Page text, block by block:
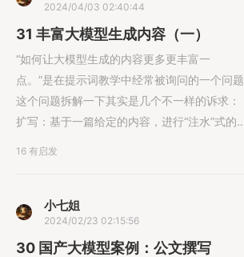
2024/04/03 02:40:44
31 丰富大模型生成内容（一）
“如何让大模型生成的内容更多更丰富一
点。”是在提示词教学中经常被询问的一个问题
这个问题拆解一下其实是几个不一样的诉求：
扩写：基于一篇给定的内容，进行“注水”式的
16 有启发
小七姐
2024/02/23 02:15:56
30 国产大模型案例：公文撰写